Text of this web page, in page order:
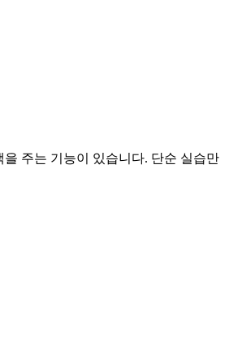
주는 기능이 있습니다. 단순 실습만